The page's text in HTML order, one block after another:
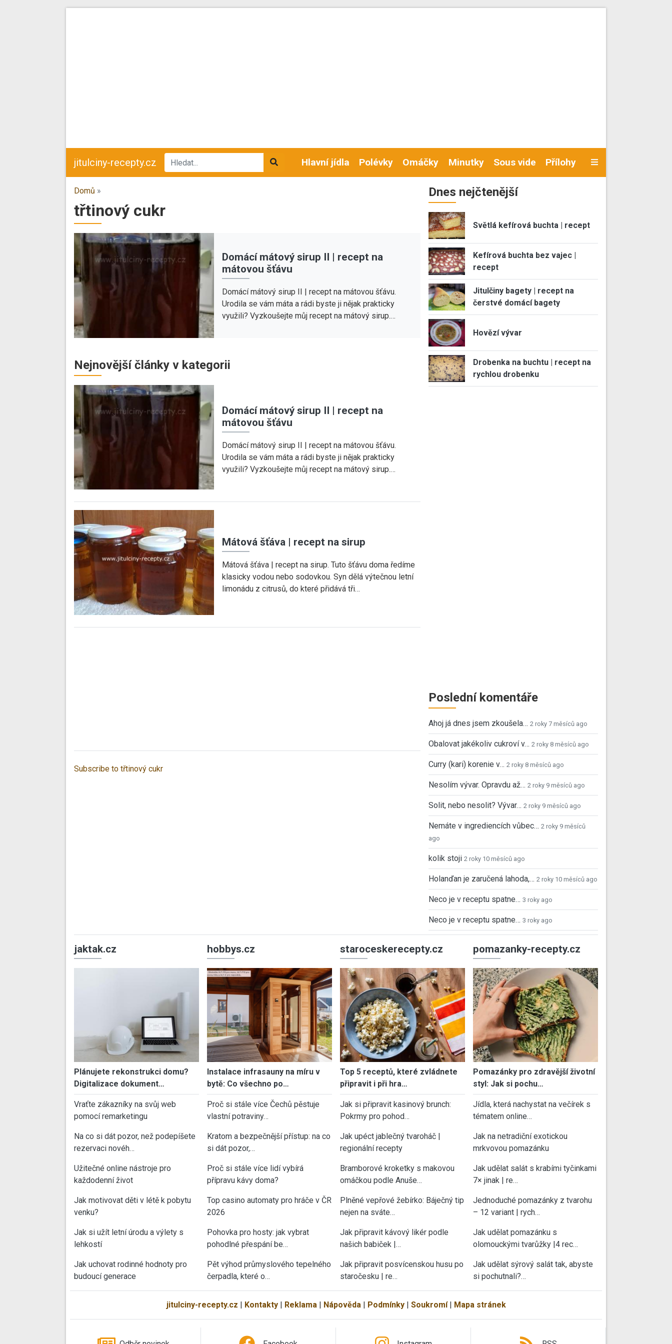
jitulciny-recepty.cz Hlavní jídla Polévky Omáčky Minutky Sous vide Přílohy
Domů »
třtinový cukr
Domácí mátový sirup II | recept na
mátovou šťávu
Domácí mátový sirup II | recept na mátovou šťávu.
Urodila se vám máta a rádi byste ji nějak prakticky
využili? Vyzkoušejte můj recept na mátový sirup.…
Nejnovější články v kategorii
Domácí mátový sirup II | recept na
mátovou šťávu
Domácí mátový sirup II | recept na mátovou šťávu.
Urodila se vám máta a rádi byste ji nějak prakticky
využili? Vyzkoušejte můj recept na mátový sirup.…
Mátová šťáva | recept na sirup
Mátová šťáva | recept na sirup. Tuto šťávu doma ředíme
klasicky vodou nebo sodovkou. Syn dělá výtečnou letní
limonádu z citrusů, do které přidává tři…
Subscribe to třtinový cukr
Dnes nejčtenější
Světlá kefírová buchta | recept
Kefírová buchta bez vajec |
recept
Jitulčiny bagety | recept na
čerstvé domácí bagety
Hovězí vývar
Drobenka na buchtu | recept na
rychlou drobenku
Poslední komentáře
Ahoj já dnes jsem zkoušela… 2 roky 7 měsíců ago
Obalovat jakékoliv cukroví v… 2 roky 8 měsíců ago
Curry (kari) korenie v… 2 roky 8 měsíců ago
Nesolím vývar. Opravdu až… 2 roky 9 měsíců ago
Solit, nebo nesolit? Vývar… 2 roky 9 měsíců ago
Nemáte v ingrediencích vůbec… 2 roky 9 měsíců
ago
kolik stoji 2 roky 10 měsíců ago
Holanďan je zaručená lahoda,… 2 roky 10 měsíců ago
Neco je v receptu spatne… 3 roky ago
Neco je v receptu spatne… 3 roky ago
jaktak.cz
Plánujete rekonstrukci domu?
Digitalizace dokument…
Vraťte zákazníky na svůj web
pomocí remarketingu
Na co si dát pozor, než podepíšete
rezervaci novéh…
Užitečné online nástroje pro
každodenní život
Jak motivovat děti v létě k pobytu
venku?
Jak si užít letní úrodu a výlety s
lehkostí
Jak uchovat rodinné hodnoty pro
budoucí generace
hobbys.cz
Instalace infrasauny na míru v
bytě: Co všechno po…
Proč si stále více Čechů pěstuje
vlastní potraviny…
Kratom a bezpečnější přístup: na co
si dát pozor,…
Proč si stále více lidí vybírá
přípravu kávy doma?
Top casino automaty pro hráče v ČR
2026
Pohovka pro hosty: jak vybrat
pohodlné přespání be…
Pět výhod průmyslového tepelného
čerpadla, které o…
staroceskerecepty.cz
Top 5 receptů, které zvládnete
připravit i při hra…
Jak si připravit kasinový brunch:
Pokrmy pro pohod…
Jak upéct jablečný tvaroháč |
regionální recepty
Bramborové kroketky s makovou
omáčkou podle Anuše…
Plněné vepřové žebírko: Báječný tip
nejen na sváte…
Jak připravit kávový likér podle
našich babiček |…
Jak připravit posvícenskou husu po
staročesku | re…
pomazanky-recepty.cz
Pomazánky pro zdravější životní
styl: Jak si pochu…
Jídla, která nachystat na večírek s
tématem online…
Jak na netradiční exotickou
mrkvovou pomazánku
Jak udělat salát s krabími tyčinkami
7× jinak | re…
Jednoduché pomazánky z tvarohu
– 12 variant | rych…
Jak udělat pomazánku s
olomouckými tvarůžky |4 rec…
Jak udělat sýrový salát tak, abyste
si pochutnali?…
jitulciny-recepty.cz | Kontakty| Reklama| Nápověda| Podmínky| Soukromí| Mapa stránek